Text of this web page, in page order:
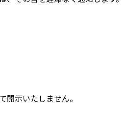
示いたしません。